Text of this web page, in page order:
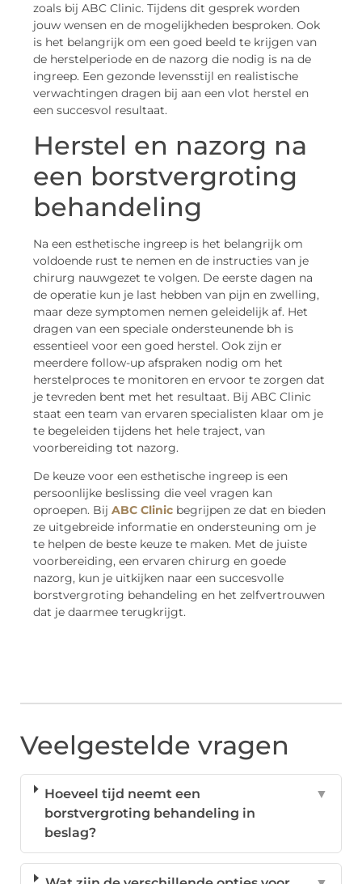
zoals bij ABC Clinic. Tijdens dit gesprek worden
jouw wensen en de mogelijkheden besproken. Ook
is het belangrijk om een goed beeld te krijgen van
de herstelperiode en de nazorg die nodig is na de
ingreep. Een gezonde levensstijl en realistische
verwachtingen dragen bij aan een vlot herstel en
een succesvol resultaat.
Herstel en nazorg na
een borstvergroting
behandeling
Na een esthetische ingreep is het belangrijk om
voldoende rust te nemen en de instructies van je
chirurg nauwgezet te volgen. De eerste dagen na
de operatie kun je last hebben van pijn en zwelling,
maar deze symptomen nemen geleidelijk af. Het
dragen van een speciale ondersteunende bh is
essentieel voor een goed herstel. Ook zijn er
meerdere follow-up afspraken nodig om het
herstelproces te monitoren en ervoor te zorgen dat
je tevreden bent met het resultaat. Bij ABC Clinic
staat een team van ervaren specialisten klaar om je
te begeleiden tijdens het hele traject, van
voorbereiding tot nazorg.
De keuze voor een esthetische ingreep is een
persoonlijke beslissing die veel vragen kan
oproepen. Bij ABC Clinic begrijpen ze dat en bieden
ze uitgebreide informatie en ondersteuning om je
te helpen de beste keuze te maken. Met de juiste
voorbereiding, een ervaren chirurg en goede
nazorg, kun je uitkijken naar een succesvolle
borstvergroting behandeling en het zelfvertrouwen
dat je daarmee terugkrijgt.
Veelgestelde vragen
Hoeveel tijd neemt een
borstvergroting behandeling in
beslag?
▼